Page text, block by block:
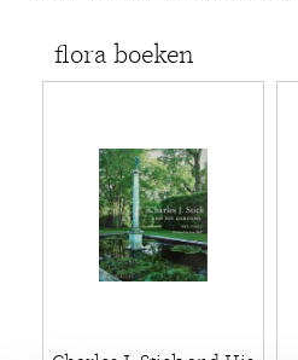
flora boeken